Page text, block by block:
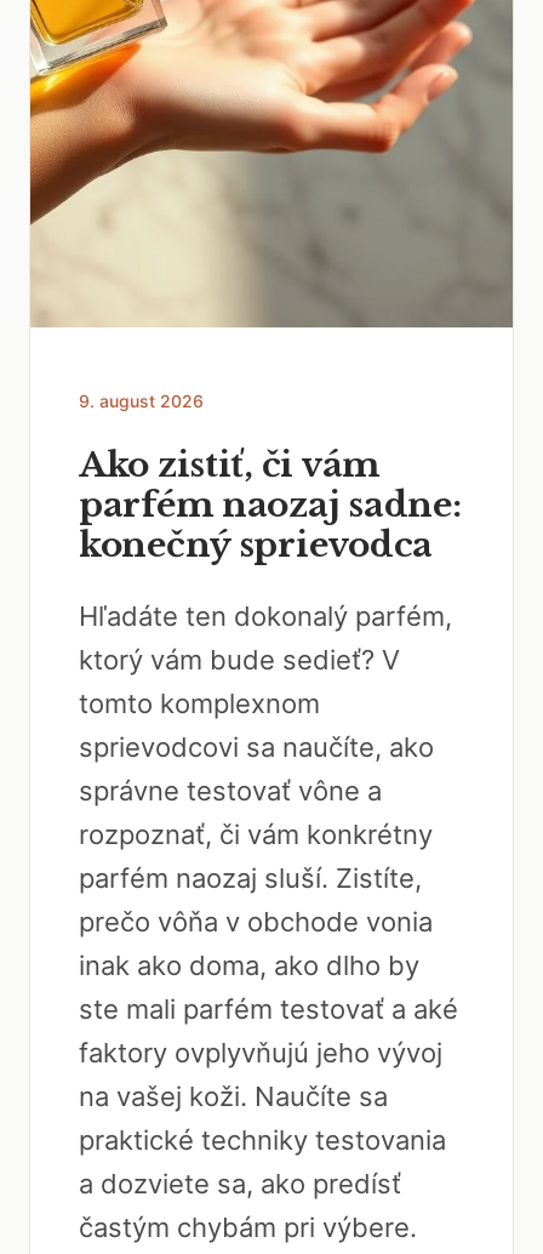
9. august 2026
Ako zistiť, či vám
parfém naozaj sadne:
konečný sprievodca
Hľadáte ten dokonalý parfém,
ktorý vám bude sedieť? V
tomto komplexnom
sprievodcovi sa naučíte, ako
správne testovať vône a
rozpoznať, či vám konkrétny
parfém naozaj sluší. Zistíte,
prečo vôňa v obchode vonia
inak ako doma, ako dlho by
ste mali parfém testovať a aké
faktory ovplyvňujú jeho vývoj
na vašej koži. Naučíte sa
praktické techniky testovania
a dozviete sa, ako predísť
častým chybám pri výbere.